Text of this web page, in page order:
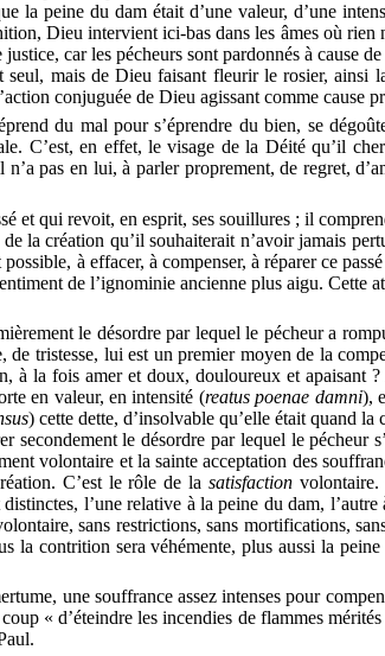
la peine du dam était d’une valeur, d’une
Dieu intervient ici-bas dans les âmes où rien
car les pécheurs sont pardonnés à cause
mais de Dieu faisant fleurir le rosier, ainsi
conjuguée de Dieu agissant comme cause
du mal pour s’éprendre du bien, se
C’est, en effet, le visage de la Déité qu’il
pas en lui, à parler proprement, de regret,
et qui revoit, en esprit, ses souillures ; il
la création qu’il souhaiterait n’avoir jamais
à effacer, à compenser, à réparer ce
de l’ignominie ancienne plus aigu. Cette
le désordre par lequel le pécheur a
tristesse, lui est un premier moyen de la
la fois amer et doux, douloureux et apaisant
en valeur, en intensité (reatus poenae damni),
) cette dette, d’insolvable qu’elle était quand
le désordre par lequel le pécheur
volontaire et la sainte acceptation des
C’est le rôle de la satisfactionvolontaire.
distinctes, l’une relative à la peine du dam,
sans restrictions, sans mortifications,
contrition sera véhémente, plus aussi la
une souffrance assez intenses pour
« d’éteindre les incendies de flammes